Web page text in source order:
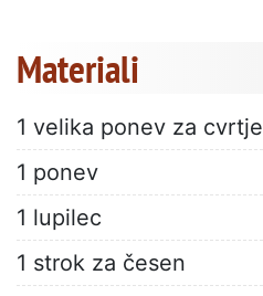
Materiali
1 velika ponev za cvrtje
1 ponev
1 lupilec
1 strok za česen